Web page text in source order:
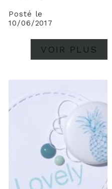
Posté le
10/06/2017
VOIR PLUS